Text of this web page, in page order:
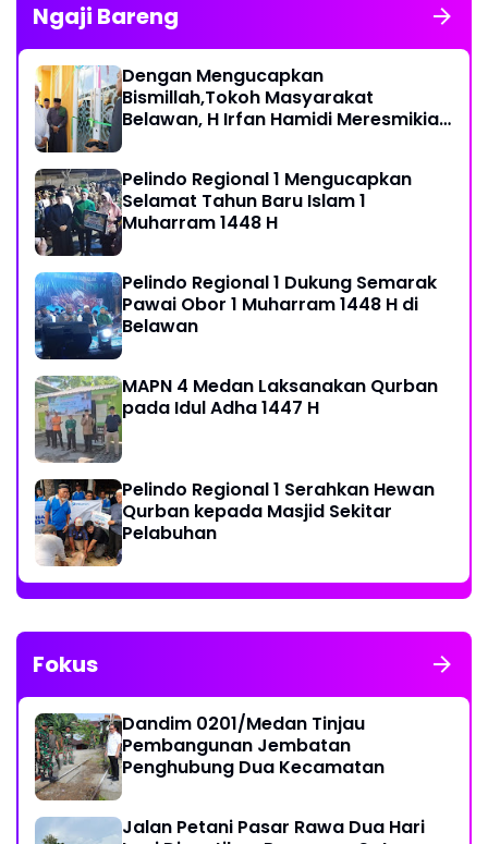
Ngaji Bareng
Dengan Mengucapkan
Bismillah,Tokoh Masyarakat
Belawan, H Irfan Hamidi Meresmikian
Pelindo Regional 1 Mengucapkan
Selamat Tahun Baru Islam 1
Muharram 1448 H
Pelindo Regional 1 Dukung Semarak
Pawai Obor 1 Muharram 1448 H di
Belawan
MAPN 4 Medan Laksanakan Qurban
pada Idul Adha 1447 H
Pelindo Regional 1 Serahkan Hewan
Qurban kepada Masjid Sekitar
Pelabuhan
Fokus
Dandim 0201/Medan Tinjau
Pembangunan Jembatan
Penghubung Dua Kecamatan
Jalan Petani Pasar Rawa Dua Hari